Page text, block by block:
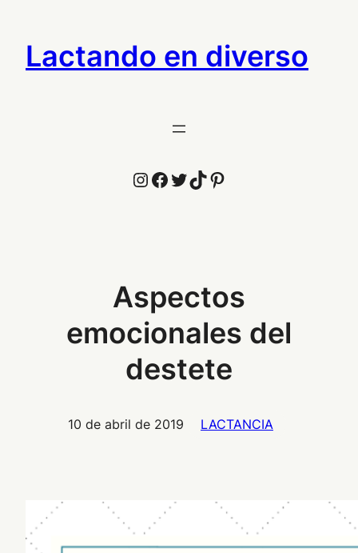
contenido
Lactando en diverso
Instagram
Facebook
Twitter
TikTok
Pinterest
Aspectos
emocionales del
destete
10 de abril de 2019 LACTANCIA